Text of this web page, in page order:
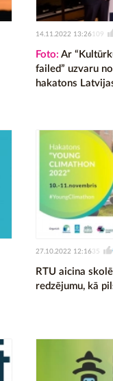
Foto: Ar
failed” uzvaru
hakatons
14.11.2022 13:26109
RTU aicina
redzējumu, kā
27.10.2022 12:1635